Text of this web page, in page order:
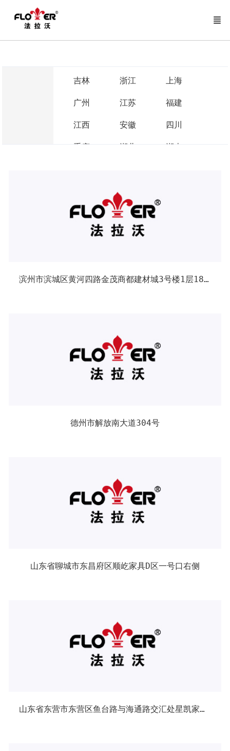
吉林 浙江 上海
广州 江苏 福建
江西 安徽 四川
重庆 湖北 湖南
山西 山东
滨州市滨城区黄河四路金茂商都建材城3号楼1层18号
德州市解放南大道304号
山东省聊城市东昌府区顺屹家具D区一号口右侧
山东省东营市东营区鱼台路与海通路交汇处星凯家居广场一楼01号